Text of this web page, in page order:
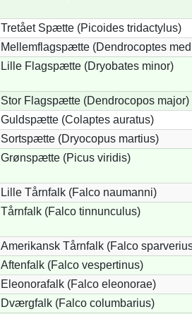
Tretået Spætte (Picoides tridactylus)
Mellemflagspætte (Dendrocoptes
Lille Flagspætte (Dryobates minor)
Stor Flagspætte (Dendrocopos major)
Guldspætte (Colaptes auratus)
Sortspætte (Dryocopus martius)
Grønspætte (Picus viridis)
Lille Tårnfalk (Falco naumanni)
Tårnfalk (Falco tinnunculus)
Amerikansk Tårnfalk (Falco
Aftenfalk (Falco vespertinus)
Eleonorafalk (Falco eleonorae)
Dværgfalk (Falco columbarius)